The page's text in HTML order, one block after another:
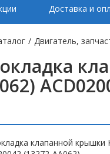
Доставка и
/ Двигатель,